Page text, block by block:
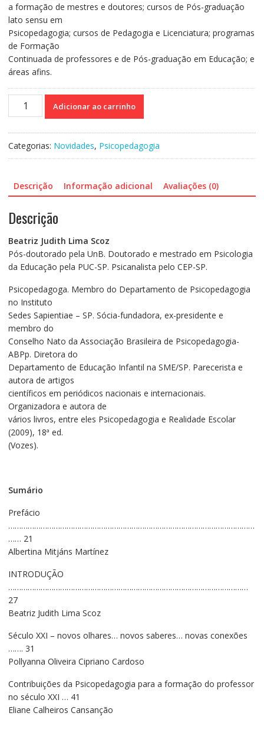
a formação de mestres e doutores; cursos de Pós-graduação
lato sensu em
Psicopedagogia; cursos de Pedagogia e Licenciatura; programas
de Formação
Continuada de professores e de Pós-graduação em Educação; e
áreas afins.
Psicopedagogia
Diálogo
Escola
Ciência,
e
poesia
quantidade
Adicionar ao carrinho
Categorias: Novidades, Psicopedagogia
Descrição Informação adicional Avaliações (0)
Descrição
Beatriz Judith Lima Scoz
Pós-doutorado pela UnB. Doutorado e mestrado em Psicologia
da Educação pela PUC-SP. Psicanalista pelo CEP-SP.
Psicopedagoga. Membro do Departamento de Psicopedagogia
no Instituto
Sedes Sapientiae – SP. Sócia-fundadora, ex-presidente e
membro do
Conselho Nato da Associação Brasileira de Psicopedagogia-
ABPp. Diretora do
Departamento de Educação Infantil na SME/SP. Parecerista e
autora de artigos
científicos em periódicos nacionais e internacionais.
Organizadora e autora de
vários livros, entre eles Psicopedagogia e Realidade Escolar
(2009), 18ª ed.
(Vozes).
Sumário
Prefácio
……………………………………………………………………………………………………
…… 21
Albertina Mitjáns Martínez
INTRODUÇÃO
…………………………………………………………………………………………………
27
Beatriz Judith Lima Scoz
Século XXI – novos olhares… novos saberes… novas conexões
……. 31
Pollyanna Oliveira Cipriano Cardoso
Contribuições da Psicopedagogia para a formação do professor
no século XXI … 41
Eliane Calheiros Cansanção